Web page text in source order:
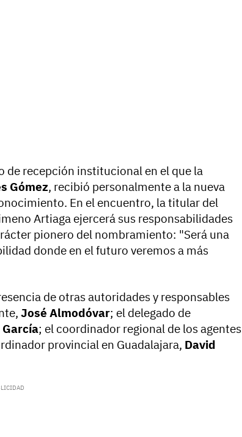
de recepción institucional en el que la
Gómez, recibió personalmente a la nueva
En el encuentro, la titular del
Artiaga ejercerá sus responsabilidades
pionero del nombramiento: "Será una
donde en el futuro veremos a más
de otras autoridades y responsables
José Almodóvar; el delegado de
García; el coordinador regional de los agentes
provincial en Guadalajara, David